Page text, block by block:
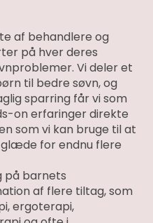
af behandlere og
på hver deres
Vi deler et
til bedre søvn, og
sparring får vi som
on erfaringer direkte
som vi kan bruge til at
for endnu flere
på barnets
af flere tiltag, som
ergoterapi,